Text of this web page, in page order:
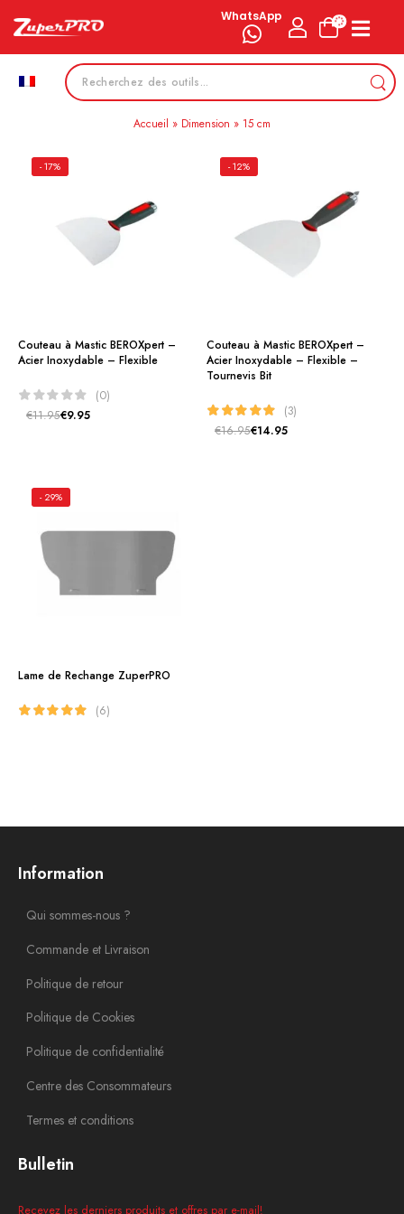
WhatsApp
Accueil » Dimension » 15 cm
- 17%
Couteau à Mastic BEROXpert –
Acier Inoxydable – Flexible
(0)
€11.95€9.95
- 12%
Couteau à Mastic BEROXpert –
Acier Inoxydable – Flexible –
Tournevis Bit
(3)
€16.95€14.95
- 29%
Lame de Rechange ZuperPRO
(6)
Information
Qui sommes-nous ?
Commande et Livraison
Politique de retour
Politique de Cookies
Politique de confidentialité
Centre des Consommateurs
Termes et conditions
Bulletin
Recevez les derniers produits et offres par e-mail!